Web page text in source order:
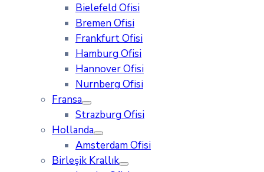
Bielefeld Ofisi
Bremen Ofisi
Frankfurt Ofisi
Hamburg Ofisi
Hannover Ofisi
Nurnberg Ofisi
Fransa
Strazburg Ofisi
Hollanda
Amsterdam Ofisi
Birleşik Krallık